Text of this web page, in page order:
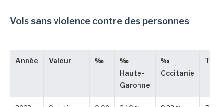
Vols sans violence contre des personnes
Année Valeur ‰
‰
Haute-
Garonne
‰
Occitanie